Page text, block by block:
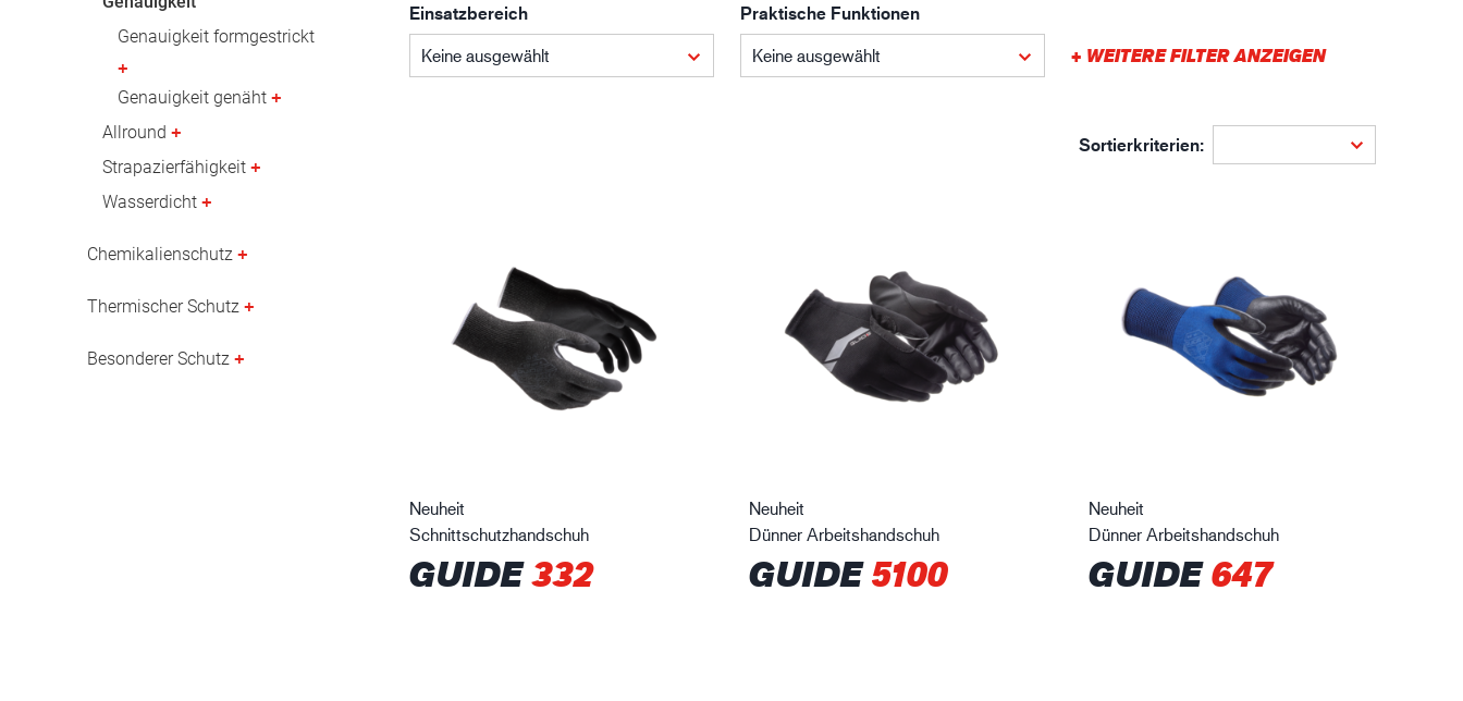
Erdöl- und Gasindustrie Baugewerbe
Genauigkeit formgestrickt
Genauigkeit genäht
Allround
Strapazierfähigkeit
Wasserdicht
Chemikalienschutz
Thermischer Schutz
Besonderer Schutz
Einsatzbereich
Keine ausgewählt
Praktische Funktionen
Keine ausgewählt + WEITERE FILTER ANZEIGEN
Sortierkriterien:
Neuheit
Schnittschutzhandschuh
GUIDE332
Neuheit
Dünner Arbeitshandschuh
GUIDE5100
Neuheit
Dünner Arbeitshandschuh
GUIDE647